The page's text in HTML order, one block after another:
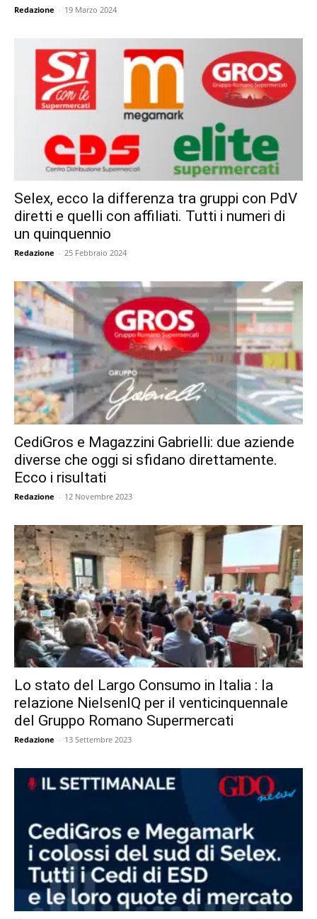
Redazione - 19 Marzo 2024
Selex, ecco la differenza tra gruppi con PdV
diretti e quelli con affiliati. Tutti i numeri di
un quinquennio
Redazione - 25 Febbraio 2024
CediGros e Magazzini Gabrielli: due aziende
diverse che oggi si sfidano direttamente.
Ecco i risultati
Redazione - 12 Novembre 2023
Lo stato del Largo Consumo in Italia : la
relazione NielsenIQ per il venticinquennale
del Gruppo Romano Supermercati
Redazione - 13 Settembre 2023